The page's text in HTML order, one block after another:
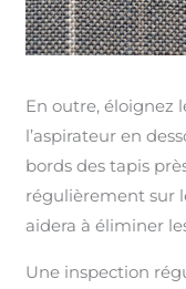
En outre, éloignez
l’aspirateur en
bords des tapis
régulièrement sur
aidera à éliminer
Une inspection